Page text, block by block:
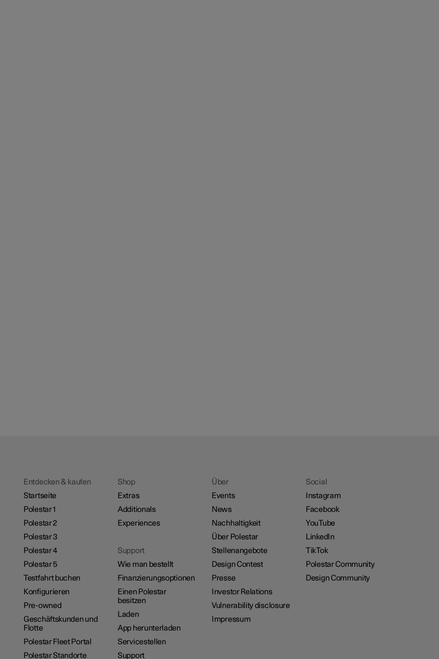
Entdecken & kaufen
Startseite
Polestar 1
Polestar 2
Polestar 3
Polestar 4
Polestar 5
Testfahrt buchen
Konfigurieren
Pre-owned
Geschäftskunden und
Flotte
Polestar Fleet Portal
Polestar Standorte
Shop
Extras
Additionals
Experiences
Support
Wie man bestellt
Finanzierungsoptionen
Einen Polestar
besitzen
Laden
App herunterladen
Servicestellen
Support
Über
Events
News
Nachhaltigkeit
Über Polestar
Stellenangebote
Design Contest
Presse
Investor Relations
Vulnerability disclosure
Impressum
Social
Instagram
Facebook
YouTube
LinkedIn
TikTok
Polestar Community
Design Community